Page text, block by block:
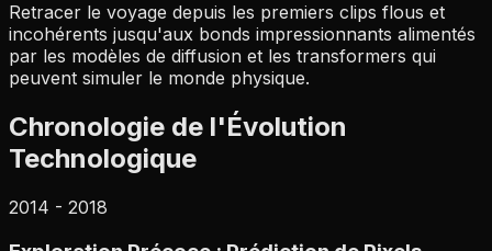
Retracer le voyage depuis les premiers clips flous et
incohérents jusqu'aux bonds impressionnants alimentés
par les modèles de diffusion et les transformers qui
peuvent simuler le monde physique.
Chronologie de l'Évolution
Technologique
2014 - 2018